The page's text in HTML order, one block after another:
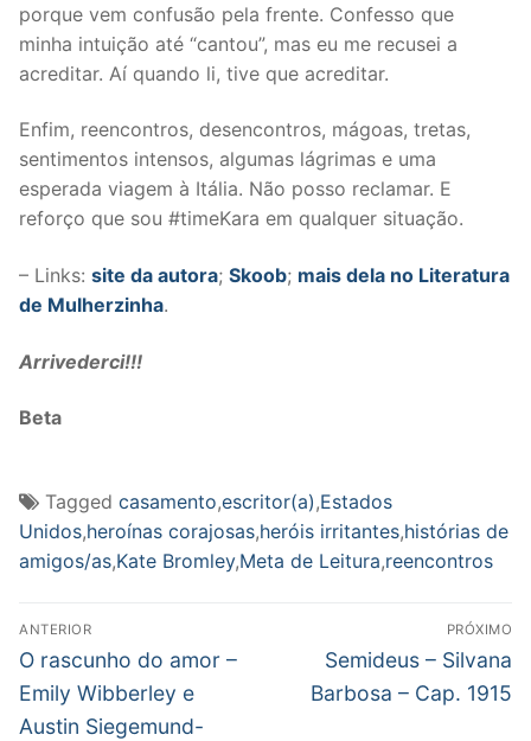
porque vem confusão pela frente. Confesso que
minha intuição até “cantou”, mas eu me recusei a
acreditar. Aí quando li, tive que acreditar.
Enfim, reencontros, desencontros, mágoas, tretas,
sentimentos intensos, algumas lágrimas e uma
esperada viagem à Itália. Não posso reclamar. E
reforço que sou #timeKara em qualquer situação.
– Links: site da autora; Skoob; mais dela no Literatura
de Mulherzinha.
Arrivederci!!!
Beta
Tagged casamento,escritor(a),Estados
Unidos,heroínas corajosas,heróis irritantes,histórias de
amigos/as,Kate Bromley,Meta de Leitura,reencontros
Navegação
de
Post
ANTERIOR
Post
anterior:
O rascunho do amor –
Emily Wibberley e
Austin Siegemund-
PRÓXIMO
Próximo
post:
Semideus – Silvana
Barbosa – Cap. 1915